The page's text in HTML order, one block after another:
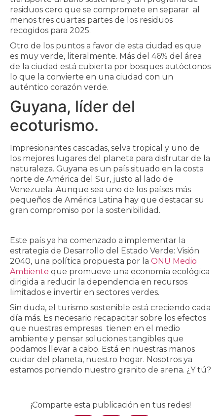
residuos cero que se compromete en separar al
menos tres cuartas partes de los residuos
recogidos para 2025.
Otro de los puntos a favor de esta ciudad es que
es muy verde, literalmente. Más del 46% del área
de la ciudad está cubierta por bosques autóctonos
lo que la convierte en una ciudad con un
auténtico corazón verde.
Guyana, líder del
ecoturismo.
Impresionantes cascadas, selva tropical y uno de
los mejores lugares del planeta para disfrutar de la
naturaleza. Guyana es un país situado en la costa
norte de América del Sur, justo al lado de
Venezuela. Aunque sea uno de los países más
pequeños de América Latina hay que destacar su
gran compromiso por la sostenibilidad.
Este país ya ha comenzado a implementar la
estrategia de Desarrollo del Estado Verde: Visión
2040, una política propuesta por la ONU Medio
Ambiente que promueve una economía ecológica
dirigida a reducir la dependencia en recursos
limitados e invertir en sectores verdes.
Sin duda, el turismo sostenible está creciendo cada
día más. Es necesario recapacitar sobre los efectos
que nuestras empresas tienen en el medio
ambiente y pensar soluciones tangibles que
podamos llevar a cabo. Está en nuestras manos
cuidar del planeta, nuestro hogar. Nosotros ya
estamos poniendo nuestro granito de arena. ¿Y tú?
¡Comparte esta publicación en tus redes!